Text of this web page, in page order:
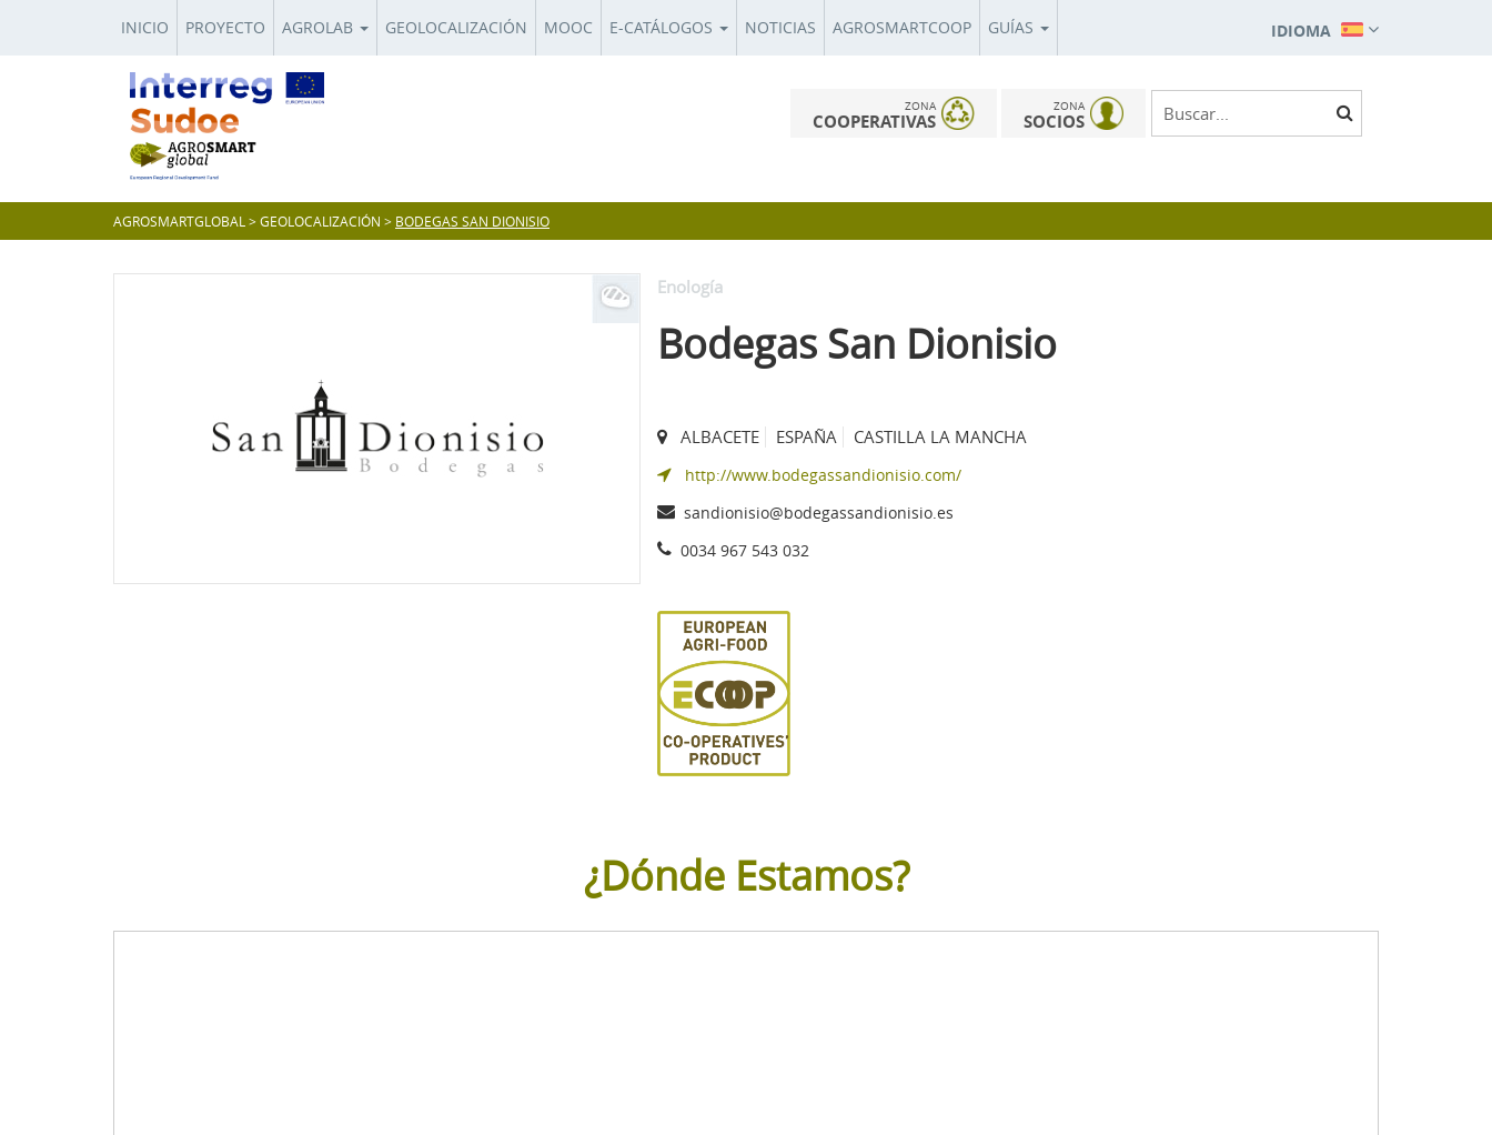
INICIO PROYECTO AGROLAB GEOLOCALIZACIÓN MOOC E-CATÁLOGOS NOTICIAS AGROSMARTCOOP GUÍAS IDIOMA
ZONA
COOPERATIVAS
ZONA
SOCIOS
AGROSMARTGLOBAL >GEOLOCALIZACIÓN > BODEGAS SAN DIONISIO
Enología
Bodegas San Dionisio
ALBACETE ESPAÑA CASTILLA LA MANCHA
http://www.bodegassandionisio.com/
sandionisio@bodegassandionisio.es
0034 967 543 032
¿Dónde Estamos?